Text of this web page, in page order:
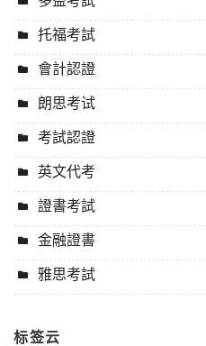
托福考試
會計認證
朗思考试
考試認證
英文代考
證書考試
金融證書
雅思考試
标签云